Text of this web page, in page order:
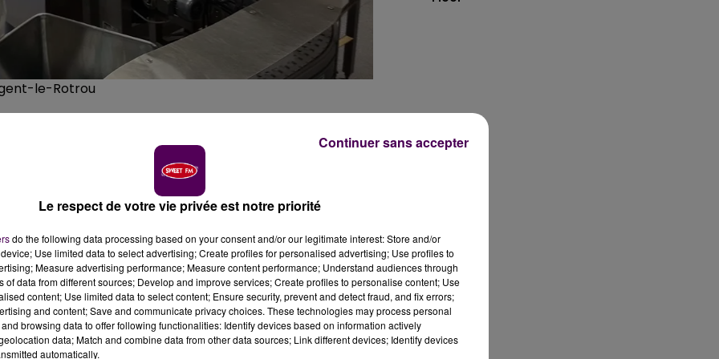
le-Rotrou
Centre-Val-de-Loire, était en déplacement ce
invité chez Euro Wipes et a présenté le "Fonds
après le confinement.
Val-de-Loire, était en visite dans le Perche ce
pour un déplacement sur le thème de la relance
près les chaînes de l’usine de produits cosmétiques et
sanitaire, a réorienté une partie de sa production vers les
plusieurs de nos entreprises ont su se mobiliser sur
Le respect de votre vie privée est notre priorité
do the following data processing based on your consent and/or our legitimate interest: Store and/or
Use limited data to select advertising; Create profiles for personalised advertising; Use profiles to
Measure advertising performance; Measure content performance; Understand audiences through
of data from different sources; Develop and improve services; Create profiles to personalise content; Use
content; Use limited data to select content; Ensure security, prevent and detect fraud, and fix errors;
and content; Save and communicate privacy choices. These technologies may process personal
browsing data to offer following functionalities: Identify devices based on information actively
data; Match and combine data from other data sources; Link different devices; Identify devices
automatically.
Continuer sans accepter